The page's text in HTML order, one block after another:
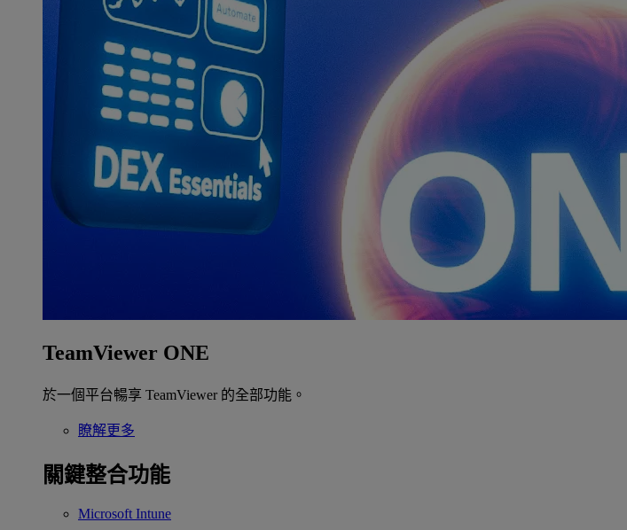
TeamViewer ONE
於一個平台暢享 TeamViewer 的全部功能。
瞭解更多
關鍵整合功能
Microsoft Intune